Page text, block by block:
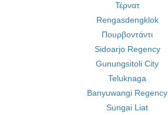
Τέρνατ
Rengasdengklok
Πουρβοντάντι
Sidoarjo Regency
Gunungsitoli City
Teluknaga
Banyuwangi Regency
Sungai Liat